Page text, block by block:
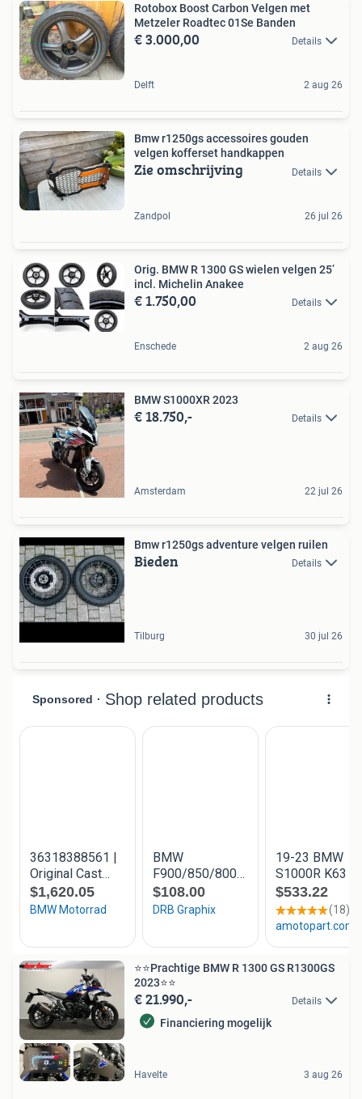
Rotobox Boost Carbon Velgen met
Metzeler Roadtec 01Se Banden
€ 3.000,00 Details
Delft 2 aug 26
Bmw r1250gs accessoires gouden
velgen kofferset handkappen
Zie omschrijving Details
Zandpol 26 jul 26
Orig. BMW R 1300 GS wielen velgen 25’
incl. Michelin Anakee
€ 1.750,00 Details
Enschede 2 aug 26
BMW S1000XR 2023
€ 18.750,- Details
Amsterdam 22 jul 26
Bmw r1250gs adventure velgen ruilen
Bieden Details
Tilburg 30 jul 26
⭐️⭐️Prachtige BMW R 1300 GS R1300GS
2023⭐️⭐️
€ 21.990,- Details
Financiering mogelijk
Havelte 3 aug 26